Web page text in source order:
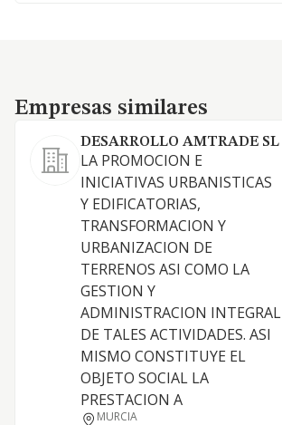
Empresas similares
Empresas similares
DESARROLLO AMTRADE SL
LA PROMOCION E
INICIATIVAS URBANISTICAS
Y EDIFICATORIAS,
TRANSFORMACION Y
URBANIZACION DE
TERRENOS ASI COMO LA
GESTION Y
ADMINISTRACION INTEGRAL
DE TALES ACTIVIDADES. ASI
MISMO CONSTITUYE EL
OBJETO SOCIAL LA
PRESTACION A
MURCIA